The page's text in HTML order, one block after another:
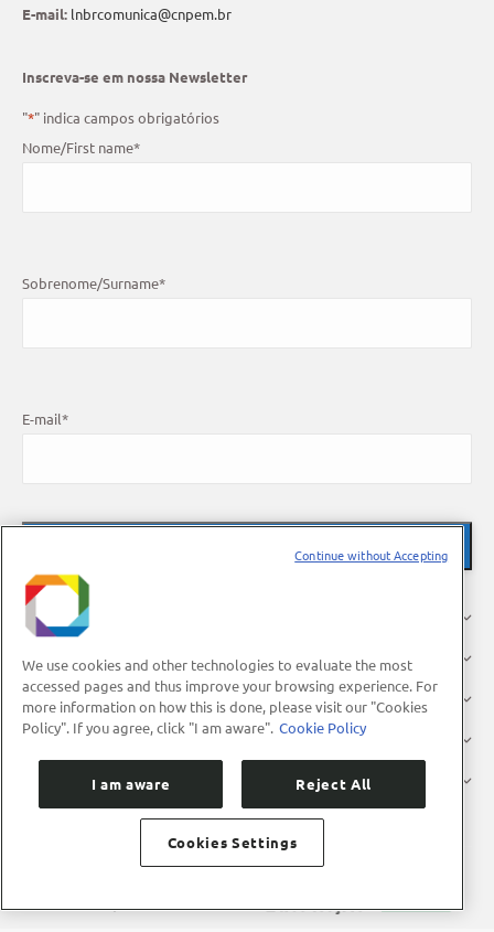
E-mail: lnbrcomunica@cnpem.br
Inscreva-se em nossa Newsletter
"*" indica campos obrigatórios
Nome/First name*
Sobrenome/Surname*
E-mail*
O LNBR
Pesquisa
Indústria
Usuários
Divulgação
We use cookies and other technologies to evaluate the most
accessed pages and thus improve your browsing experience. For
more information on how this is done, please visit our "Cookies
Policy". If you agree, click "I am aware". Cookie Policy
I am aware Reject All
Cookies Settings
Continue without Accepting